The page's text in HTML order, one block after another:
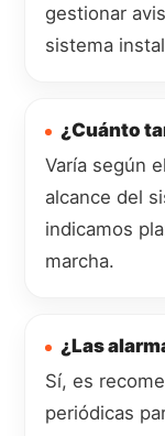
gestionar
sistema
¿Cuánto
Varía según
alcance del
indicamos
marcha.
¿Las
Sí, es
periódicas